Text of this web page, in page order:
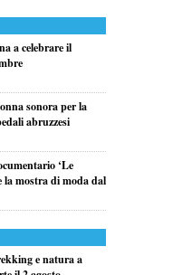
a celebrare il
sonora per la
abruzzesi
‘Le
la mostra di moda dal
e natura a